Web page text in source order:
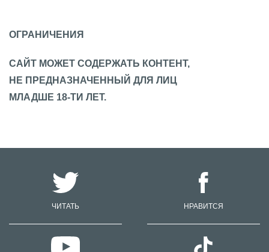
ОГРАНИЧЕНИЯ
САЙТ МОЖЕТ СОДЕРЖАТЬ КОНТЕНТ,
НЕ ПРЕДНАЗНАЧЕННЫЙ ДЛЯ ЛИЦ
МЛАДШЕ 18-ТИ ЛЕТ.
ЧИТАТЬ НРАВИТСЯ